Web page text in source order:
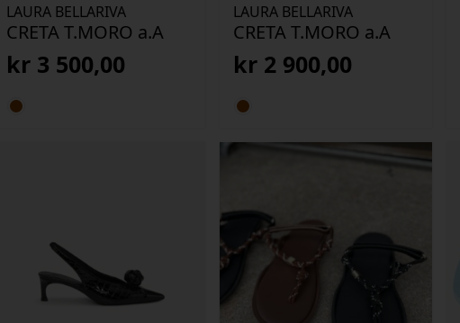
LAURA BELLARIVA
CRETA T.MORO a.A
kr 3 500,00
LAURA BELLARIVA
CRETA T.MORO a.A
kr 2 900,00